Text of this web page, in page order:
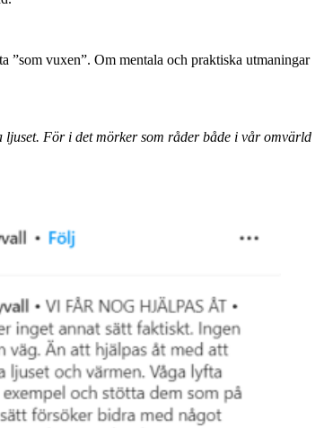
vuxen”. Om mentala och praktiska utmaningar
ljuset. För i det mörker som råder både i vår omvärld